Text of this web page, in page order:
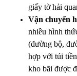
giấy tờ hải
Vận chuyển
nhiều hình
(đường bộ,
hợp với túi
kho bãi được